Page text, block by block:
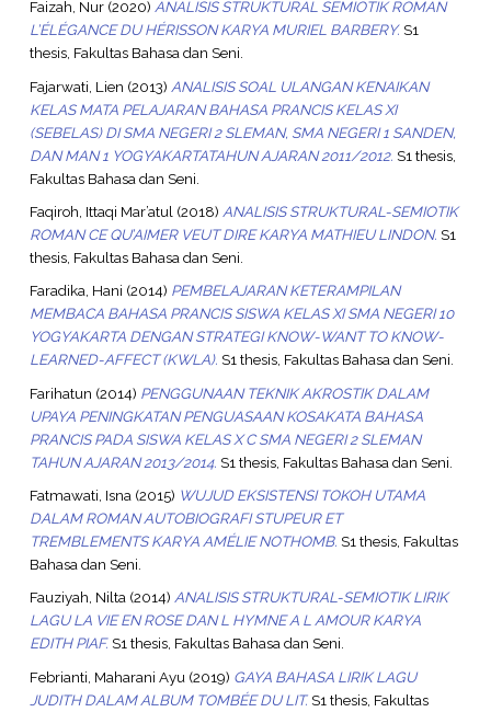
Faizah, Nur(2020) ANALISIS STRUKTURAL SEMIOTIK ROMAN
L’ÉLÉGANCE DU HÉRISSON KARYA MURIEL BARBERY.S1
thesis, Fakultas Bahasa dan Seni.
Fajarwati, Lien (2013) ANALISIS SOAL ULANGAN KENAIKAN
KELAS MATA PELAJARAN BAHASA PRANCIS KELAS XI
(SEBELAS) DI SMA NEGERI 2 SLEMAN, SMA NEGERI 1 SANDEN,
DAN MAN 1 YOGYAKARTATAHUN AJARAN 2011/2012. S1 thesis,
Fakultas Bahasa dan Seni.
Faqiroh, Ittaqi Mar’atul (2018) ANALISIS STRUKTURAL-SEMIOTIK
ROMAN CE QU’AIMER VEUT DIRE KARYA MATHIEU LINDON. S1
thesis, Fakultas Bahasa dan Seni.
Faradika, Hani (2014) PEMBELAJARAN KETERAMPILAN
MEMBACA BAHASA PRANCIS SISWA KELAS XI SMA NEGERI 10
YOGYAKARTA DENGAN STRATEGI KNOW-WANT TO KNOW-
LEARNED-AFFECT (KWLA). S1 thesis, Fakultas Bahasa dan Seni.
Farihatun (2014) PENGGUNAAN TEKNIK AKROSTIK DALAM
UPAYA PENINGKATAN PENGUASAAN KOSAKATA BAHASA
PRANCIS PADA SISWA KELAS X C SMA NEGERI 2 SLEMAN
TAHUN AJARAN 2013/2014. S1 thesis, Fakultas Bahasa dan Seni.
Fatmawati, Isna (2015) WUJUD EKSISTENSI TOKOH UTAMA
DALAM ROMAN AUTOBIOGRAFI STUPEUR ET
TREMBLEMENTS KARYA AMÉLIE NOTHOMB. S1 thesis, Fakultas
Bahasa dan Seni.
Fauziyah, Nilta(2014) ANALISIS STRUKTURAL-SEMIOTIK LIRIK
LAGU LA VIE EN ROSE DAN L HYMNE A L AMOUR KARYA
EDITH PIAF.S1 thesis, Fakultas Bahasa dan Seni.
Febrianti, Maharani Ayu (2019) GAYA BAHASA LIRIK LAGU
JUDITH DALAM ALBUM TOMBÉE DU LIT.S1 thesis, Fakultas